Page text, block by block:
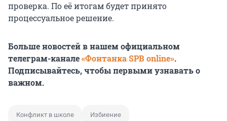
проверка. По её итогам будет принято
процессуальное решение.
Больше новостей в нашем официальном
телеграм-канале«Фонтанка SPB online».
Подписывайтесь, чтобы первыми узнавать о
важном.
Конфликт в школе Избиение